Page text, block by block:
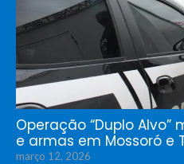
Operação “Duplo
e armas em Mossoró e
março 12, 2026